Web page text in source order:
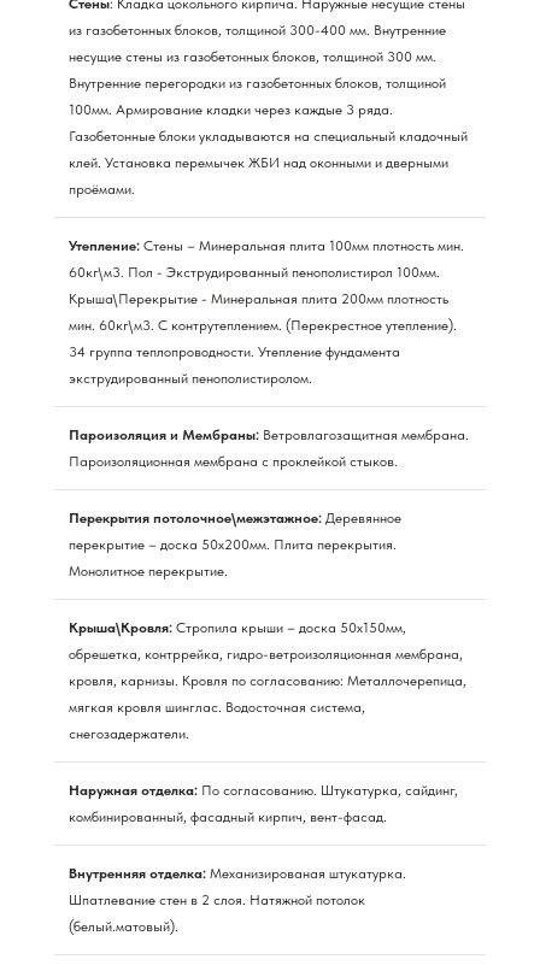
из газобетонных блоков, толщиной 300-400 мм. Внутренние
несущие стены из газобетонных блоков, толщиной 300 мм.
Внутренние перегородки из газобетонных блоков, толщиной
100мм. Армирование кладки через каждые 3 ряда.
Газобетонные блоки укладываются на специальный кладочный
клей. Установка перемычек ЖБИ над оконными и дверными
проёмами.
Утепление: Стены – Минеральная плита 100мм плотность мин.
60кг\м3. Пол - Экструдированный пенополистирол 100мм.
Крыша\Перекрытие - Минеральная плита 200мм плотность
мин. 60кг\м3. С контрутеплением. (Перекрестное утепление).
34 группа теплопроводности. Утепление фундамента
экструдированный пенополистиролом.
Пароизоляция и Мембраны: Ветровлагозащитная мембрана.
Пароизоляционная мембрана с проклейкой стыков.
Перекрытия потолочное\межэтажное: Деревянное
перекрытие – доска 50х200мм. Плита перекрытия.
Монолитное перекрытие.
Крыша\Кровля: Стропила крыши – доска 50х150мм,
обрешетка, контррейка, гидро-ветроизоляционная мембрана,
кровля, карнизы. Кровля по согласованию: Металлочерепица,
мягкая кровля шинглас. Водосточная система,
снегозадержатели.
Наружная отделка: По согласованию. Штукатурка, сайдинг,
комбинированный, фасадный кирпич, вент-фасад.
Внутренняя отделка: Механизированая штукатурка.
Шпатлевание стен в 2 слоя. Натяжной потолок
(белый.матовый).